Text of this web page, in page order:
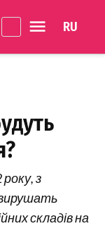
з
вирушать
складів на